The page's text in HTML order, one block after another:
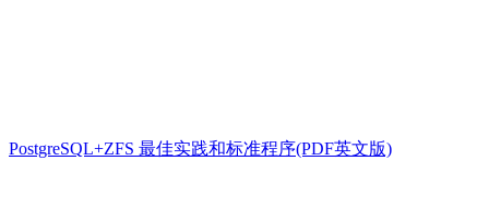
PostgreSQL+ZFS 最佳实践和标准程序(PDF英文版)